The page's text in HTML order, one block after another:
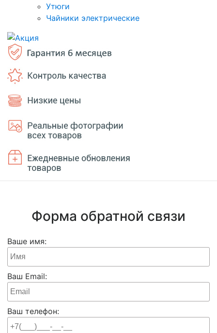
Утюги
Чайники электрические
Форма обратной связи
Ваше имя:
Ваш Email:
Ваш телефон: